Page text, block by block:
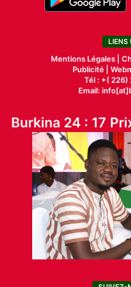
LIENS
Mentions Légales |
Publicité|
Tél : +(
Email:
Burkina 24 : 17